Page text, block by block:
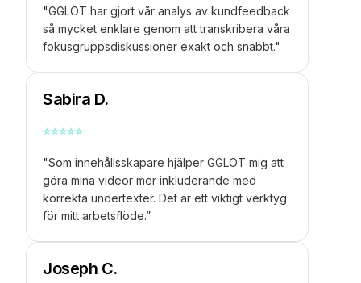
"GGLOT har gjort vår analys av kundfeedback
så mycket enklare genom att transkribera våra
fokusgruppsdiskussioner exakt och snabbt."
Sabira D.
⭐⭐⭐⭐⭐
"Som innehållsskapare hjälper GGLOT mig att
göra mina videor mer inkluderande med
korrekta undertexter. Det är ett viktigt verktyg
för mitt arbetsflöde.”
Joseph C.